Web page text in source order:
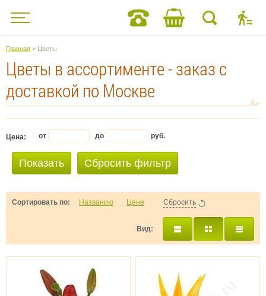
Главная » Цветы
Цветы в ассортименте - заказ с
доставкой по Москве
Цена: от до руб.
Показать Сбросить фильтр
Сортировать по: Названию Цене Сбросить
Вид: